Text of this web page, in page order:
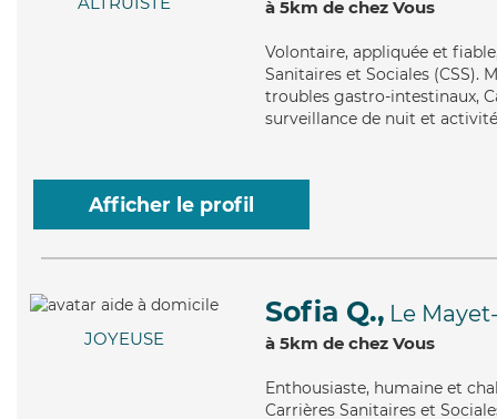
à 5km de chez Vous
Volontaire, appliquée et
Sanitaires et Sociales (CSS).
troubles gastro-intestinaux,
surveillance de nuit et
Afficher le profil
JOYEUSE
Sofia Q., Le
à 5km de chez Vous
Enthousiaste, humaine et
Carrières Sanitaires et